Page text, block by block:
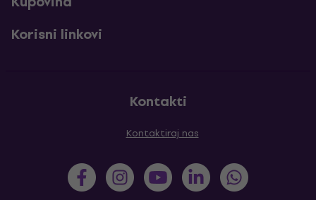
Korisni linkovi
Kontakti
Kontaktiraj nas